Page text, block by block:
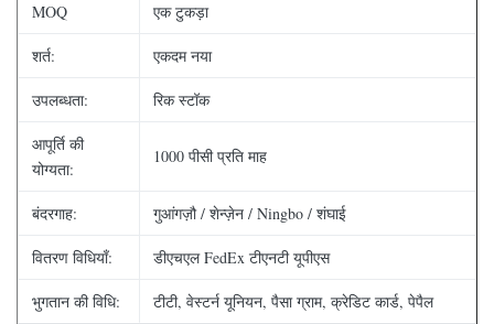
MOQ एक टुकड़ा
शर्त: एकदम नया
उपलब्धता: रिक स्टॉक
आपूर्ति की
योग्यता:
1000 पीसी प्रति माह
बंदरगाह: गुआंगज़ौ / शेन्ज़ेन / Ningbo / शंघाई
वितरण विधियाँ: डीएचएल FedEx टीएनटी यूपीएस
भुगतान की विधि: टीटी, वेस्टर्न यूनियन, पैसा ग्राम, क्रेडिट कार्ड, पेपैल